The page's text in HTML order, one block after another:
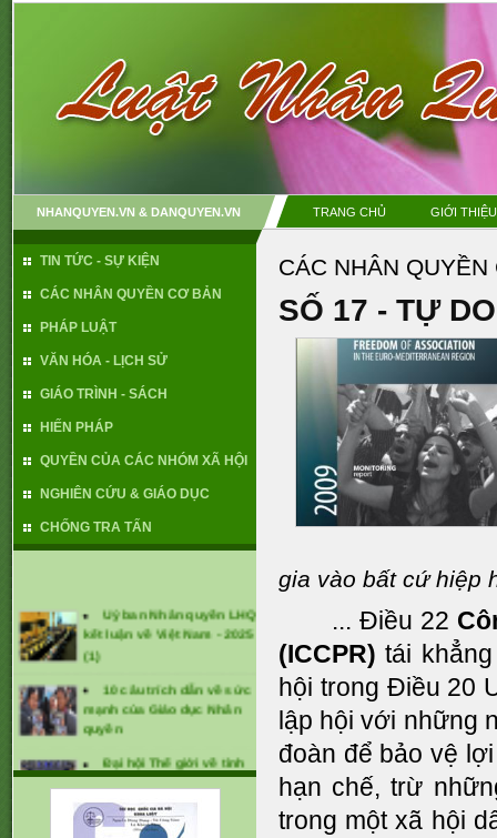
NHANQUYEN.VN & DANQUYEN.VN TRANG CHỦ GIỚI THIỆU
TIN TỨC - SỰ KIỆN
CÁC NHÂN QUYỀN CƠ BẢN
PHÁP LUẬT
VĂN HÓA - LỊCH SỬ
GIÁO TRÌNH - SÁCH
HIẾN PHÁP
QUYỀN CỦA CÁC NHÓM XÃ HỘI
NGHIÊN CỨU & GIÁO DỤC
CHỐNG TRA TẤN
kết luận về Việt Nam - 2025
10 câu trích dẫn về sức
mạnh của Giáo dục Nhân
quyền
Đại hội Thế giới về tình
trạng mất tích cưỡng bức
lần thứ 1 (tháng 1/2025)
CÁC KHUYẾN NGHỊ ĐỐI
CÁC NHÂN QUYỀN
SỐ 17 - TỰ
gia vào bất cứ hiệp
... Điều 22
(ICCPR) tái
hội trong Điều 20
lập hội với những
đoàn để bảo vệ
hạn chế, trừ
trong một xã hội